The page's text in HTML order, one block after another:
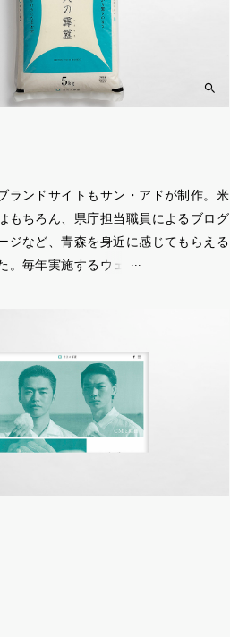
ランドサイトもサン・アドが制作。米
もちろん、県庁担当職員によるブログ
ジなど、青森を身近に感じてもらえる
。毎年実施するウェブを中心としたプ